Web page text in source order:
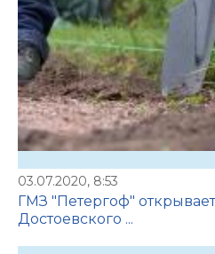
03.07.2020, 8:53
ГМЗ "Петергоф"
Достоевского ...